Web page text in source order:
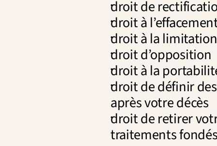
droit de
droit à
droit à la
droit d’opposition
droit à la
droit de définir
après votre décès
droit de retirer
traitements